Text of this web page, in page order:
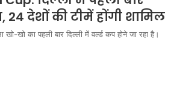
24 देशों की टीमें होंगी शामिल
खो-खो का पहली बार दिल्ली में वर्ल्ड कप होने जा रहा है।